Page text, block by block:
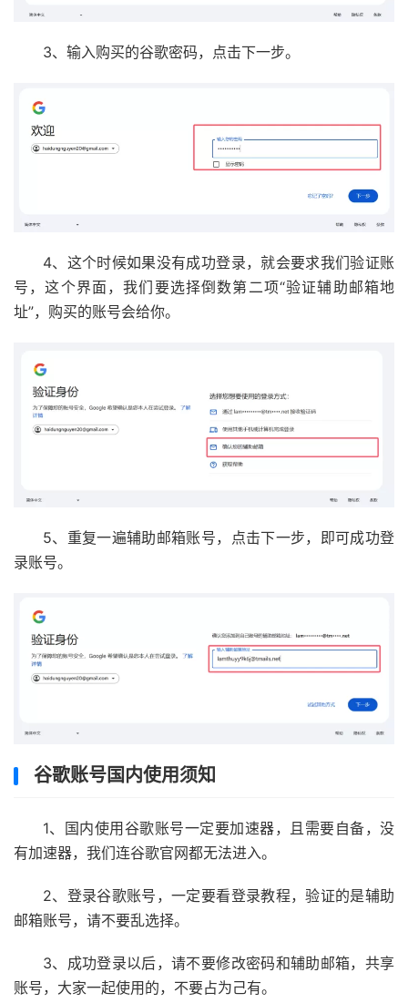
3、输入购买的谷歌密码，点击下一步。
4、这个时候如果没有成功登录，就会要求我们验证账
号，这个界面，我们要选择倒数第二项“验证辅助邮箱地
址”，购买的账号会给你。
5、重复一遍辅助邮箱账号，点击下一步，即可成功登
录账号。
谷歌账号国内使用须知
1、国内使用谷歌账号一定要加速器，且需要自备，没
有加速器，我们连谷歌官网都无法进入。
2、登录谷歌账号，一定要看登录教程，验证的是辅助
邮箱账号，请不要乱选择。
3、成功登录以后，请不要修改密码和辅助邮箱，共享
账号，大家一起使用的，不要占为己有。